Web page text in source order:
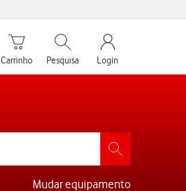
Carrinho de compras
Carrinho
Pesquisar
Pesquisa
My Vodafone
Login
Mudar equipamento